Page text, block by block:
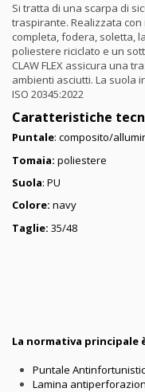
Si tratta di una scarpa di
traspirante. Realizzata con
completa, fodera, soletta,
poliestere riciclato e un
CLAW FLEX assicura una
ambienti asciutti. La suola
ISO 20345:2022
Caratteristiche
Puntale: composito/
Tomaia: poliestere
Suola: PU
Colore: navy
Taglie: 35/48
La normativa principale
Puntale
Lamina